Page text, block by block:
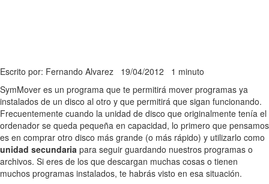
Escrito por: Fernando Alvarez 19/04/2012 1 minuto
SymMover es un programa que te permitirá mover programas ya
instalados de un disco al otro y que permitirá que sigan funcionando.
Frecuentemente cuando la unidad de disco que originalmente tenía el
ordenador se queda pequeña en capacidad, lo primero que pensamos
es en comprar otro disco más grande (o más rápido) y utilizarlo como
unidad secundaria para seguir guardando nuestros programas o
archivos. Si eres de los que descargan muchas cosas o tienen
muchos programas instalados, te habrás visto en esa situación.